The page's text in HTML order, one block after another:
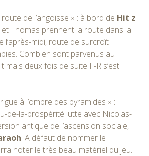
de l’angoisse » : à bord de Hit z
et Thomas prennent la route dans la
l’après-midi, route de surcroît
Combien sont parvenus au
mais deux fois de suite F-R s’est
à l’ombre des pyramides » :
de-la-prospérité lutte avec Nicolas-
antique de l’ascension sociale,
. A défaut de nommer le
noter le très beau matériel du jeu.